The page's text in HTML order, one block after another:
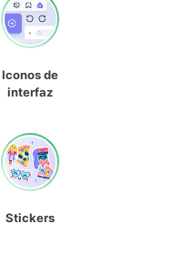
Iconos de
interfaz
Stickers